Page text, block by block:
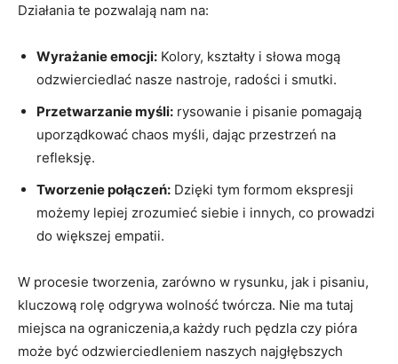
Działania te pozwalają nam na:
Wyrażanie emocji: Kolory, kształty i słowa mogą
odzwierciedlać nasze nastroje, radości i smutki.
Przetwarzanie myśli: rysowanie i pisanie pomagają
uporządkować chaos myśli, dając przestrzeń na
refleksję.
Tworzenie połączeń: Dzięki tym formom ekspresji
możemy lepiej zrozumieć siebie i innych, co prowadzi
do większej empatii.
W procesie tworzenia, zarówno w rysunku, jak i pisaniu,
kluczową rolę odgrywa wolność twórcza. Nie ma tutaj
miejsca na ograniczenia,a każdy ruch pędzla czy pióra
może być odzwierciedleniem naszych najgłębszych